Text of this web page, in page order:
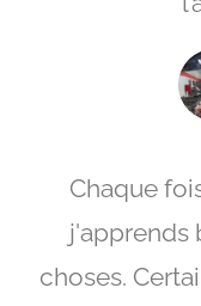
Chaque
j'apprends
choses.